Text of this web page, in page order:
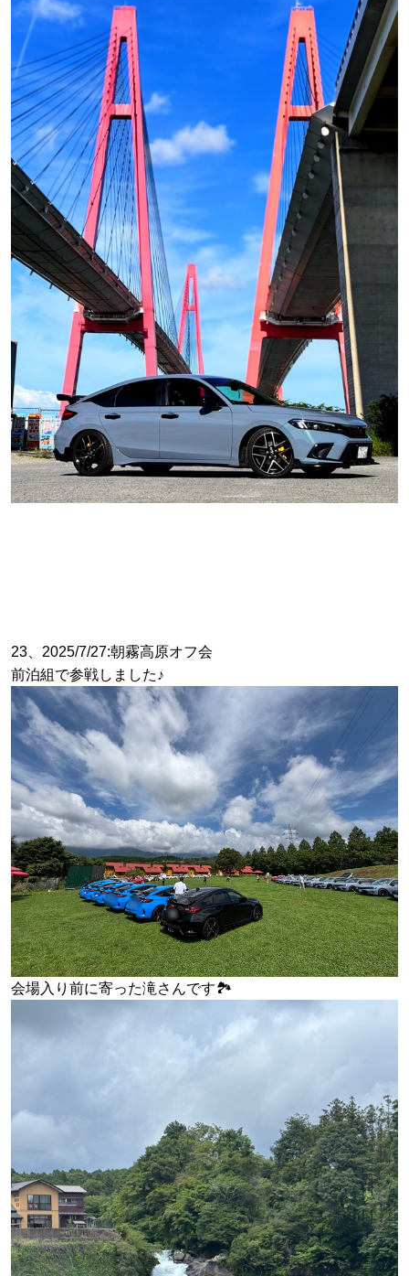
23、2025/7/27:朝霧高原オフ会
前泊組で参戦しました♪
会場入り前に寄った滝さんです🏞️